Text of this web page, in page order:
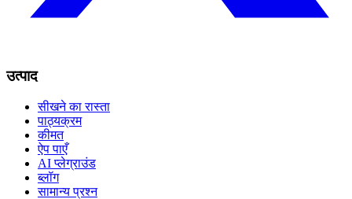
उत्पाद
सीखने का रास्ता
पाठ्यक्रम
कीमत
ऐप पाएँ
AI प्लेग्राउंड
ब्लॉग
सामान्य प्रश्न